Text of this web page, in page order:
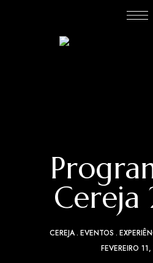
Cereja
CEREJA EVENTOS
FEVEREIRO